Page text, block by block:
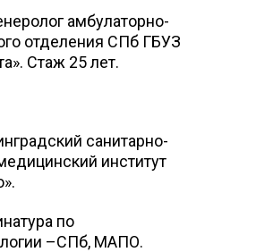
амбулаторно-
отделения СПб ГБУЗ
Стаж 25 лет.
санитарно-
институт
по
–СПб, МАПО.